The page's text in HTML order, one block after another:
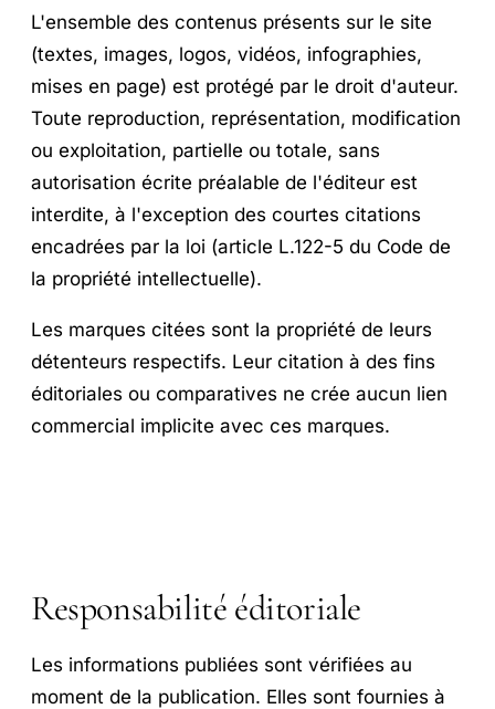
L'ensemble des contenus présents sur le site
(textes, images, logos, vidéos, infographies,
mises en page) est protégé par le droit d'auteur.
Toute reproduction, représentation, modification
ou exploitation, partielle ou totale, sans
autorisation écrite préalable de l'éditeur est
interdite, à l'exception des courtes citations
encadrées par la loi (article L.122-5 du Code de
la propriété intellectuelle).
Les marques citées sont la propriété de leurs
détenteurs respectifs. Leur citation à des fins
éditoriales ou comparatives ne crée aucun lien
commercial implicite avec ces marques.
Responsabilité éditoriale
Les informations publiées sont vérifiées au
moment de la publication. Elles sont fournies à